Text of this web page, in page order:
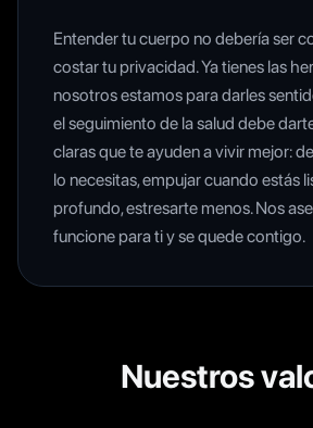
Entender tu cuerpo no debería ser
costar tu privacidad. Ya tienes las
nosotros estamos para darles
el seguimiento de la salud debe
claras que te ayuden a vivir mejor:
lo necesitas, empujar cuando estás
profundo, estresarte menos. Nos
funcione para ti y se quede contigo.
Nuestros